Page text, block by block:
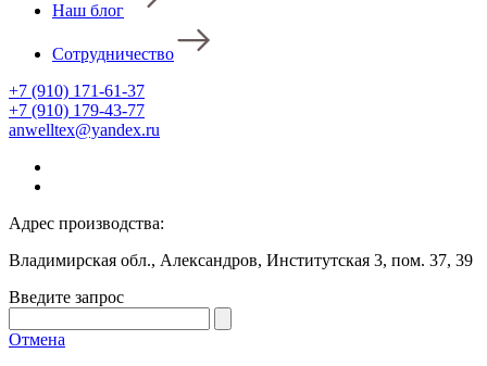
Наш блог
Сотрудничество
+7 (910) 171-61-37
+7 (910) 179-43-77
anwelltex@yandex.ru
Адрес производства:
Владимирская обл., Александров, Институтская 3, пом. 37, 39
Введите запрос
Отмена